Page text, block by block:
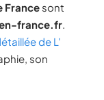
France sont
france.fr.
de L'
son